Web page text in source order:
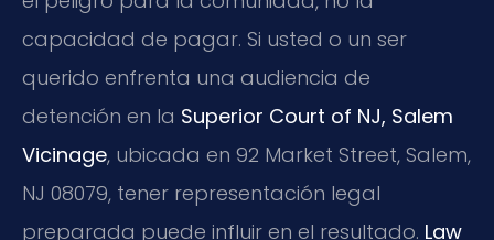
capacidad de pagar. Si usted o un ser
querido enfrenta una audiencia de
detención en la Superior Court of NJ, Salem
Vicinage, ubicada en 92 Market Street, Salem,
NJ 08079, tener representación legal
preparada puede influir en el resultado. Law